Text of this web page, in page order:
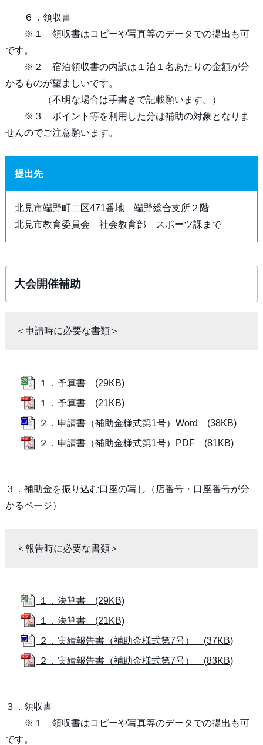
６．領収書
※１ 領収書はコピーや写真等のデータでの提出も可
です。
※２ 宿泊領収書の内訳は１泊１名あたりの金額が分
かるものが望ましいです。
（不明な場合は手書きで記載願います。）
※３ ポイント等を利用した分は補助の対象となりま
せんのでご注意願います。
提出先
北見市端野町二区471番地 端野総合支所２階
北見市教育委員会 社会教育部 スポーツ課まで
大会開催補助
＜申請時に必要な書類＞
１．予算書 (29KB)
１．予算書 (21KB)
２．申請書（補助金様式第1号）Word (38KB)
２．申請書（補助金様式第1号）PDF (81KB)
３．補助金を振り込む口座の写し（店番号・口座番号が分
かるページ）
＜報告時に必要な書類＞
１．決算書 (29KB)
１．決算書 (21KB)
２．実績報告書（補助金様式第7号） (37KB)
２．実績報告書（補助金様式第7号） (83KB)
３．領収書
※１ 領収書はコピーや写真等のデータでの提出も可
です。